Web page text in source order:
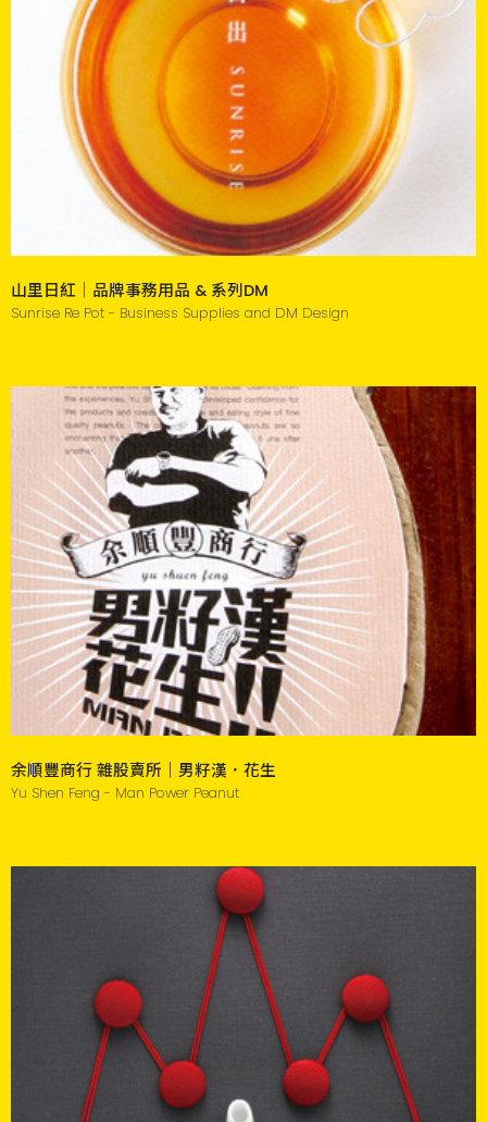
山里日紅｜品牌事務用品 & 系列DM
Sunrise Re Pot - Business Supplies and DM Design
余順豐商行 雜股賣所｜男籽漢．花生
Yu Shen Feng - Man Power Peanut